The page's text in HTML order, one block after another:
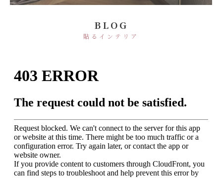
BLOG
貼るインテリア